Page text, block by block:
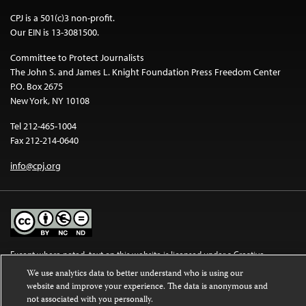
CPJ is a 501(c)3 non-profit.
Our EIN is 13-3081500.
Committee to Protect Journalists
The John S. and James L. Knight Foundation Press Freedom Center
P.O. Box 2675
New York, NY 10108
Tel 212-465-1004
Fax 212-214-0640
info@cpj.org
Except where noted, text on this website is licensed under aCreative
License.
Images and other media are not covered by the Creative Commons license.
We use analytics data to better understand who is using our
website and improve your experience. The data is anonymous and
not associated with you personally.